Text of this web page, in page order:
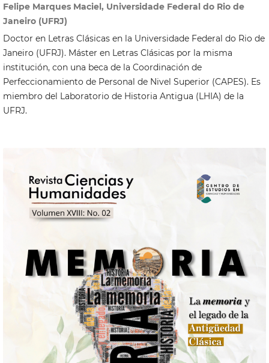
Felipe Marques Maciel, Universidade Federal do Rio de
Janeiro (UFRJ)
Doctor en Letras Clásicas en la Universidade Federal do Rio de
Janeiro (UFRJ). Máster en Letras Clásicas por la misma
institución, con una beca de la Coordinación de
Perfeccionamiento de Personal de Nivel Superior (CAPES). Es
miembro del Laboratorio de Historia Antigua (LHIA) de la
UFRJ.